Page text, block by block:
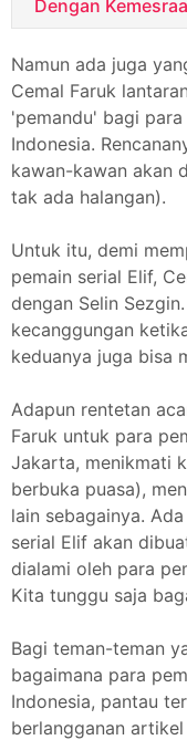
Dengan
Namun ada juga
Cemal Faruk
'pemandu' bagi
Indonesia.
kawan-kawan akan
tak ada halangan).
Untuk itu, demi
pemain serial Elif,
dengan Selin
kecanggungan
keduanya juga bisa
Adapun rentetan
Faruk untuk para
Jakarta, menikmati
berbuka puasa),
lain sebagainya.
serial Elif akan
dialami oleh para
Kita tunggu saja
Bagi teman-teman
bagaimana para
Indonesia, pantau
berlangganan